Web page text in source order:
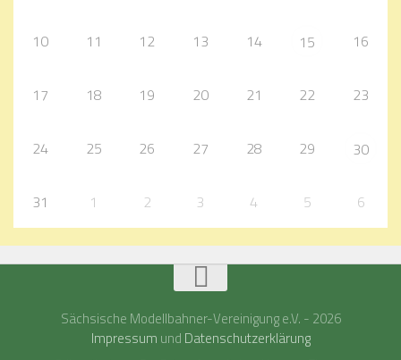
10 11 12 13 14 15 16
17 18 19 20 21 22 23
24 25 26 27 28 29 30
31 1 2 3 4 5 6
Sächsische Modellbahner-Vereinigung e.V. - 2026
Impressum und Datenschutzerklärung